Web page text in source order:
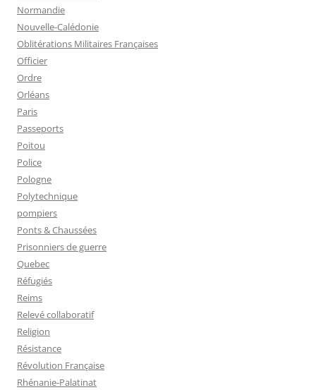
Normandie
Nouvelle-Calédonie
Oblitérations Militaires Françaises
Officier
Ordre
Orléans
Paris
Passeports
Poitou
Police
Pologne
Polytechnique
pompiers
Ponts & Chaussées
Prisonniers de guerre
Quebec
Réfugiés
Reims
Relevé collaboratif
Religion
Résistance
Révolution Française
Rhénanie-Palatinat